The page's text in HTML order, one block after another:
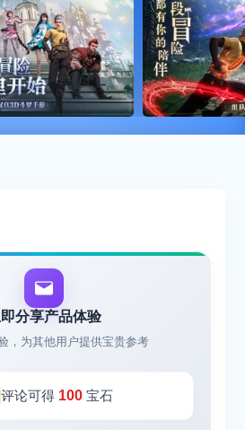
分享产品体验
，为其他用户提供宝贵参考
评论可得 100宝石